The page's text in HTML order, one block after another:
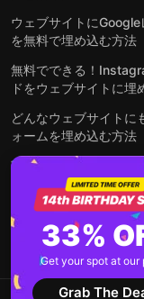
ウェブサイトにGoogle
を無料で埋め込む方法
無料でできる！
ドをウェブサイトに埋
どんなウェブサイトに
ォームを埋め込む方法
WordPressサイトに
ィードを埋め込む方法
全ての投稿を見る
33%
Get your spot at our
Grab The